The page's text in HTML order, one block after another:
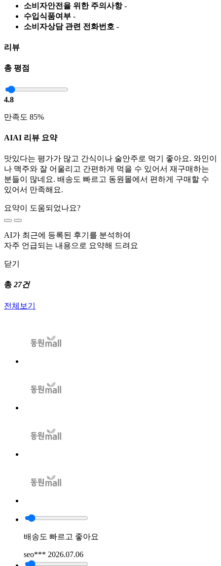
소비자안전을 위한 주의사항 -
수입식품여부 -
소비자상담 관련 전화번호 -
리뷰
총 평점
4.8
만족도 85%
AIAI 리뷰 요약
맛있다는 평가가 많고 간식이나 술안주로 먹기 좋아요. 와인이
나 맥주와 잘 어울리고 간편하게 먹을 수 있어서 재구매하는
분들이 많네요. 배송도 빠르고 동원몰에서 편하게 구매할 수
있어서 만족해요.
요약이 도움되었나요?
AI가 최근에 등록된 후기를 분석하여
자주 언급되는 내용으로 요약해 드려요
닫기
총 27건
전체보기
배송도 빠르고 좋아요
seo*** 2026.07.06